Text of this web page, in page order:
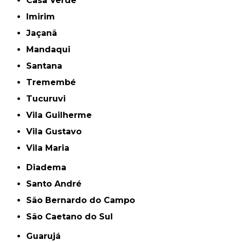
Imirim
Jaçanã
Mandaqui
Santana
Tremembé
Tucuruvi
Vila Guilherme
Vila Gustavo
Vila Maria
Diadema
Santo André
São Bernardo do Campo
São Caetano do Sul
Guarujá